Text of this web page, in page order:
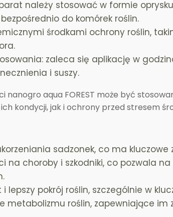
należy stosować w formie
do komórek roślin.
środkami ochrony roślin,
zaleca się aplikację w
i suszy.
nanogro aqua FOREST może być
kondycji, jak i ochrony przed stresem
sadzonek, co ma
na choroby i szkodniki, co pozwala
lepszy pokrój roślin, szczególnie w
metabolizmu roślin, zapewniające im